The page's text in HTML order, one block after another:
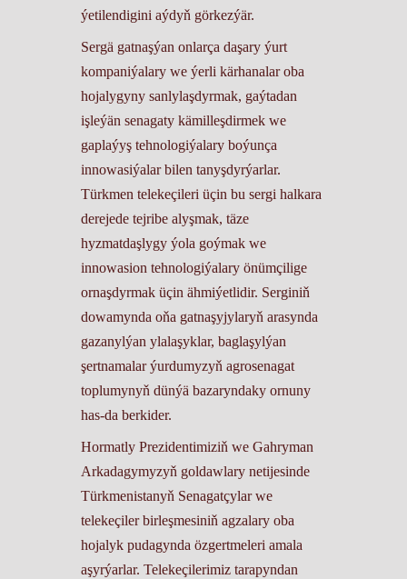
ýetilendigini aýdyň görkezýär.
Sergä gatnaşýan onlarça daşary ýurt
kompaniýalary we ýerli kärhanalar oba
hojalygyny sanlylaşdyrmak, gaýtadan
işleýän senagaty kämilleşdirmek we
gaplaýyş tehnologiýalary boýunça
innowasiýalar bilen tanyşdyrýarlar.
Türkmen telekeçileri üçin bu sergi halkara
derejede tejribe alyşmak, täze
hyzmatdaşlygy ýola goýmak we
innowasion tehnologiýalary önümçilige
ornaşdyrmak üçin ähmiýetlidir. Serginiň
dowamynda oňa gatnaşyjylaryň arasynda
gazanylýan ylalaşyklar, baglaşylýan
şertnamalar ýurdumyzyň agrosenagat
toplumynyň dünýä bazaryndaky ornuny
has-da berkider.
Hormatly Prezidentimiziň we Gahryman
Arkadagymyzyň goldawlary netijesinde
Türkmenistanyň Senagatçylar we
telekeçiler birleşmesiniň agzalary oba
hojalyk pudagynda özgertmeleri amala
aşyrýarlar. Telekeçilerimiz tarapyndan